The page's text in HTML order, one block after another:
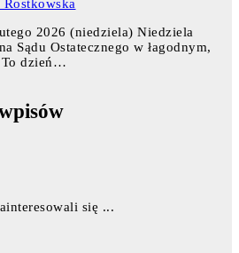
2026 (niedziela) Niedziela
Sądu Ostatecznego w łagodnym,
To dzień…
się ...